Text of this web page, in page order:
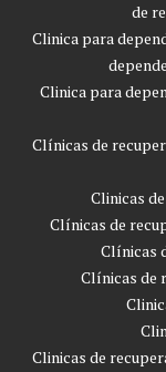
de
Clinica para
Clinica para
Clínicas de
Clinicas
Clínicas de
Clínicas
Clínicas de
Clinicas de